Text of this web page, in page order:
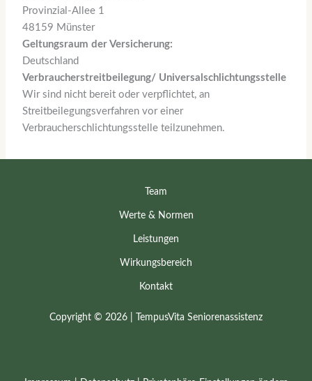
Provinzial-Allee 1
48159 Münster
Geltungsraum der Versicherung:
Deutschland
Verbraucherstreitbeilegung/ Universalschlichtungsstelle
Wir sind nicht bereit oder verpflichtet, an
Streitbeilegungsverfahren vor einer
Verbraucherschlichtungsstelle teilzunehmen.
Team
Werte & Normen
Leistungen
Wirkungsbereich
Kontakt
Copyright © 2026 | TempusVita Seniorenassistenz